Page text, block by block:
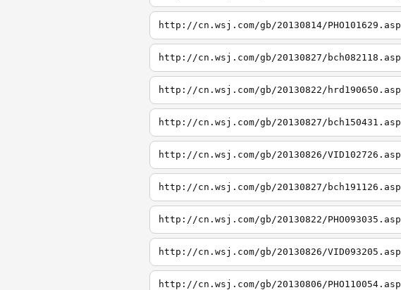
http://cn.wsj.com/gb/20130814/PHO101629.asp
http://cn.wsj.com/gb/20130827/bch082118.asp
http://cn.wsj.com/gb/20130822/hrd190650.asp
http://cn.wsj.com/gb/20130827/bch150431.asp
http://cn.wsj.com/gb/20130826/VID102726.asp
http://cn.wsj.com/gb/20130827/bch191126.asp
http://cn.wsj.com/gb/20130822/PHO093035.asp
http://cn.wsj.com/gb/20130826/VID093205.asp
http://cn.wsj.com/gb/20130806/PHO110054.asp